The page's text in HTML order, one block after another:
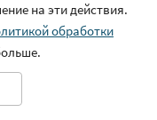
на эти действия.
обработки